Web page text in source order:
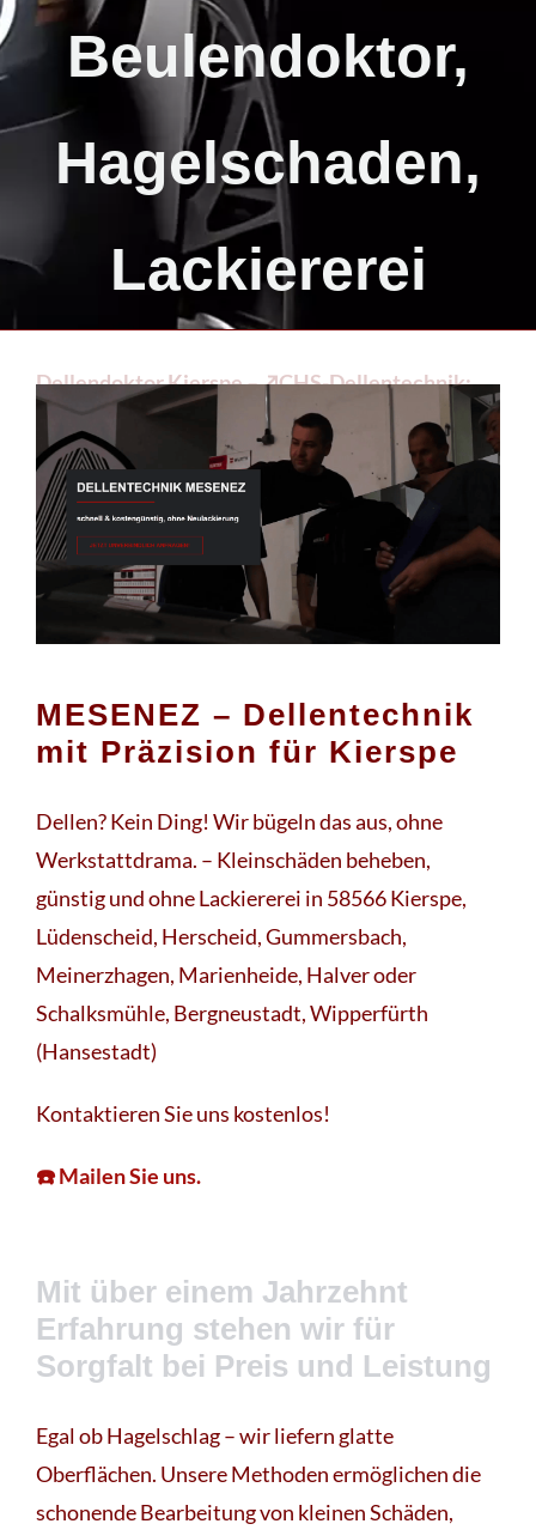
Beulendoktor,
Hagelschaden,
Lackiererei
Dellendoktor Kierspe – ↗️CHS-Dellentechnik:
✔️Smart Repair, Hagelschaden, Beulendoktor,
Lackiererei. ➡️ CHS-Dellentechnik, Ihr ☑️
Dellenprofi. ✔️ Beulendoktor, ✔️ Smart Repair, ✔️
Dellendoktor, ✔️ Hagelschaden und ✔️
Lackiererei für Kierspe. Ihre Bedürfnisse im
Fokus ✉.
MESENEZ – Dellentechnik
mit Präzision für Kierspe
Dellen? Kein Ding! Wir bügeln das aus, ohne
Werkstattdrama. – Kleinschäden beheben,
günstig und ohne Lackiererei in 58566 Kierspe,
Lüdenscheid, Herscheid, Gummersbach,
Meinerzhagen, Marienheide, Halver oder
Schalksmühle, Bergneustadt, Wipperfürth
(Hansestadt)
Kontaktieren Sie uns kostenlos!
☎️ Mailen Sie uns.
Mit über einem Jahrzehnt
Erfahrung stehen wir für
Sorgfalt bei Preis und Leistung
Egal ob Hagelschlag – wir liefern glatte
Oberflächen. Unsere Methoden ermöglichen die
schonende Bearbeitung von kleinen Schäden,